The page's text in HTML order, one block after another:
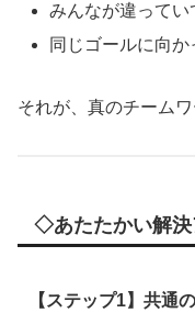
みんなが違ってい
同じゴールに向か
それが、真のチームワ
◇あたたかい解決
【ステップ1】共通